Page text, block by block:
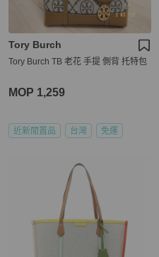
Tory Burch
Tory Burch TB 老花 手提 側背 托特包
MOP 1,259
近新閒置品 台灣 免運